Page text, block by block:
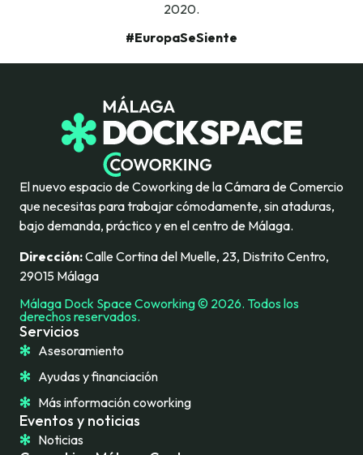
2020.
#EuropaSeSiente
Servicios
Asesoramiento
Ayudas y financiación
Más información coworking
Eventos y noticias
Noticias
El nuevo espacio de Coworking de la Cámara de Comercio
que necesitas para trabajar cómodamente, sin ataduras,
bajo demanda, práctico y en el centro de Málaga.
Dirección:Calle Cortina del Muelle, 23, Distrito Centro,
29015 Málaga
Málaga Dock Space Coworking © 2026. Todos los
derechos reservados.